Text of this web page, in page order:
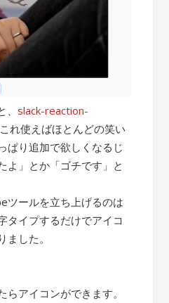
、slack-reaction-
れ使えばほとんどの笑い
ぱり追加で欲しくなるじ
よ」とか「ゴチです」と
ツールを立ち上げるのは
タイプするだけでアイコ
ました。
アイコンができます。